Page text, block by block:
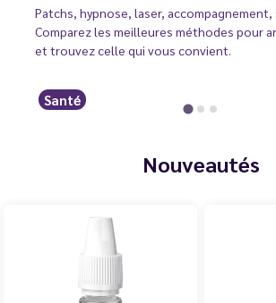
Patchs, hypnose, laser,
Comparez les meilleures méthodes pour
et trouvez celle qui vous convient.
Santé
Nouveautés